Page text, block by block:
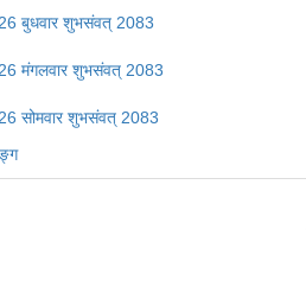
बुधवार शुभसंवत् 2083
मंगलवार शुभसंवत् 2083
सोमवार शुभसंवत् 2083